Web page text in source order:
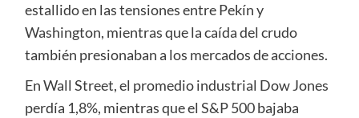
estallido en las tensiones entre Pekín y
Washington, mientras que la caída del crudo
también presionaban a los mercados de acciones.
En Wall Street, el promedio industrial Dow Jones
perdía 1,8%, mientras que el S&P 500 bajaba